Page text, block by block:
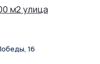
м2 улица
16